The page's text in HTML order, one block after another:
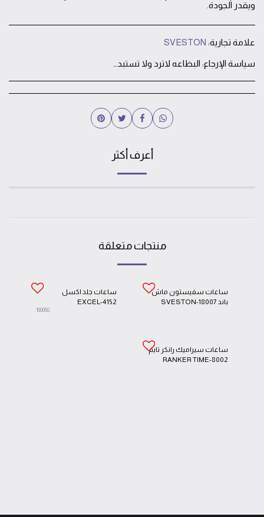
ويقدر الجودة.
علامة تجارية: SVESTON
سياسة الإرجاع:البظاعه لاترد ولا تستبدل بعد خروجها من المحل الا في حالة وجود خلل فني في الساعه يتم استبدالها او صيانتها
أعرف أكثر
منتجات متعلقة
ساعات سفيستون ماش
باند SVESTON-18007
ساعات جلد اكسل
EXCEL-4152
100050
ساعات سيراميك رانكر تايم
RANKER TIME-8002